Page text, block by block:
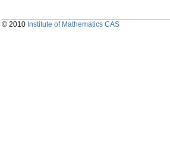
© 2010 Institute of Mathematics CAS